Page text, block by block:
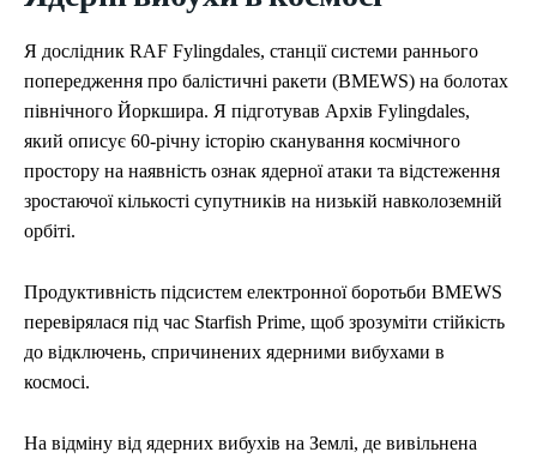
Я дослідник RAF Fylingdales, станції системи раннього
попередження про балістичні ракети (BMEWS) на болотах
північного Йоркшира. Я підготував Архів Fylingdales,
який описує 60-річну історію сканування космічного
простору на наявність ознак ядерної атаки та відстеження
зростаючої кількості супутників на низькій навколоземній
орбіті.
Продуктивність підсистем електронної боротьби BMEWS
перевірялася під час Starfish Prime, щоб зрозуміти стійкість
до відключень, спричинених ядерними вибухами в
космосі.
На відміну від ядерних вибухів на Землі, де вивільнена